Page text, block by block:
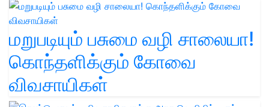
மறுபடியும் பசுமை வழி சாலையா!
கொந்தளிக்கும் கோவை
விவசாயிகள்